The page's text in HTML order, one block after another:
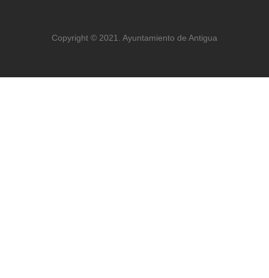
Copyright © 2021. Ayuntamiento de Antigua